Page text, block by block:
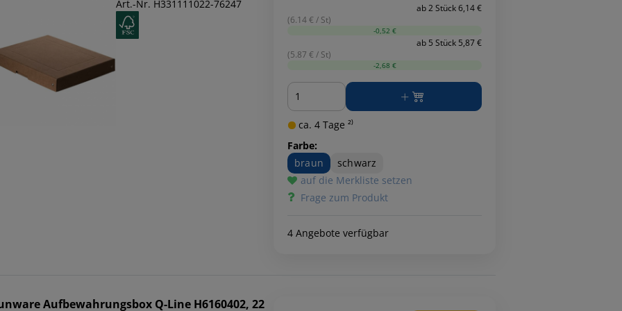
Art.-Nr. H331111022-76247
ab 2 Stück 6,14 €
(6.14 € / St)
-0,52 €
ab 5 Stück 5,87 €
(5.87 € / St)
-2,68 €
Menge
ca. 4 Tage ²⁾
Farbe:
braun
schwarz
auf die Merkliste setzen
Frage zum Produkt
4 Angebote verfügbar
Aufbewahrungsbox Q-Line H6160402, 22